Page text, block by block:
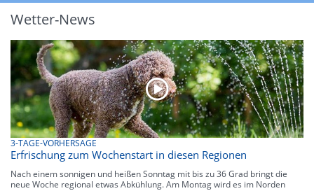
Wetter-News
3-TAGE-VORHERSAGE
Erfrischung zum Wochenstart in diesen Regionen
Nach einem sonnigen und heißen Sonntag mit bis zu 36 Grad bringt die
neue Woche regional etwas Abkühlung. Am Montag wird es im Norden